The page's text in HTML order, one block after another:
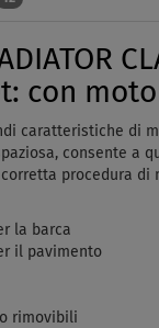
con
caratteristiche di
consente a
procedura di
la barca
il pavimento
rimovibili